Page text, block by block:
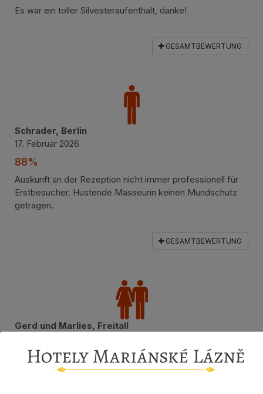
Es war ein toller Silvesteraufenthalt, danke!
GESAMTBEWERTUNG
Schrader, Berlin
17. Februar 2026
88%
Auskunft an der Rezeption nicht immer professionell für
Erstbesucher. Hustende Masseurin keinen Mundschutz
getragen.
GESAMTBEWERTUNG
Gerd und Marlies, Freitall
96%
Erinnerungen sehr gut aufgefrischt (1970, 2016), es war